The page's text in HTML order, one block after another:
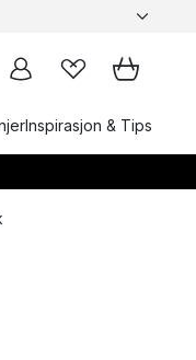
Inspirasjon & Tips